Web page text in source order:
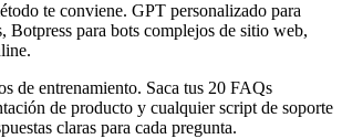
te conviene. GPT personalizado para
Botpress para bots complejos de sitio web,
de entrenamiento. Saca tus 20 FAQs
de producto y cualquier script de soporte
claras para cada pregunta.